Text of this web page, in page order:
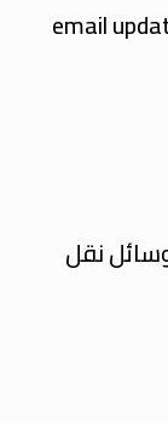
email
نقل